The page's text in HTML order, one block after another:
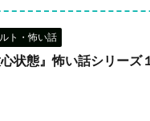
ト・怖い話
心状態』怖い話シリーズ